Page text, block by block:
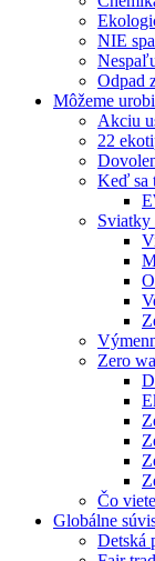
NIE
Odpad
Môžeme
Akciu
22
Keď sa
Sviatky
Zero
Čo
Globálne
Detská